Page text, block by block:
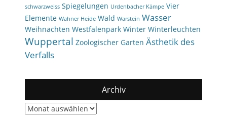
schwarzweiss Spiegelungen Urdenbacher Kämpe Vier
Elemente Wahner Heide Wald Warstein Wasser
Weihnachten Westfalenpark Winter Winterleuchten
Wuppertal Zoologischer Garten Ästhetik des
Verfalls
Archiv
Archiv